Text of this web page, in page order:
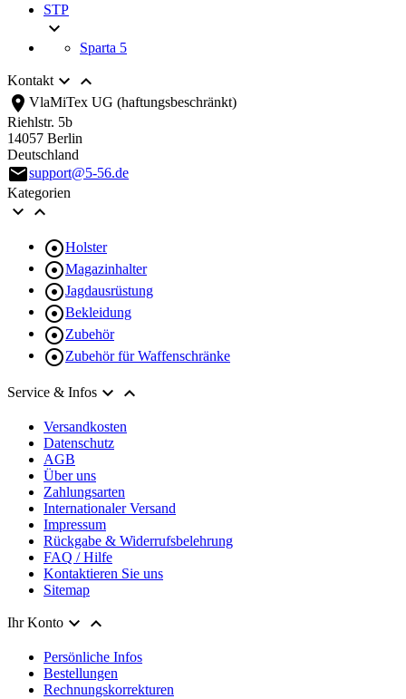
STP

Sparta 5
Kontakt 
location_on VlaMiTex UG (haftungsbeschränkt)
Riehlstr. 5b
14057 Berlin
Deutschland
emailsupport@5-56.de
Kategorien
 
Holster
Magazinhalter
 Jagdausrüstung
Bekleidung
Zubehör
Zubehör für Waffenschränke
Service & Infos  
Versandkosten
Datenschutz
AGB
Über uns
Zahlungsarten
Internationaler Versand
Impressum
Rückgabe & Widerrufsbelehrung
FAQ / Hilfe
Kontaktieren Sie uns
Sitemap
Ihr Konto  
Persönliche Infos
Bestellungen
Rechnungskorrekturen